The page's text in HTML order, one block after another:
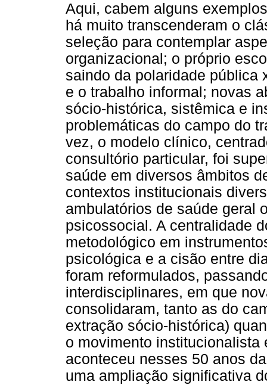
Aqui, cabem alguns
há muito transcenderam o
seleção para contemplar
organizacional; o próprio
saindo da polaridade pública
e o trabalho informal; novas
sócio-histórica, sistêmica e
problemáticas do campo do
vez, o modelo clínico,
consultório particular, foi
saúde em diversos âmbitos
contextos institucionais
ambulatórios de saúde geral
psicossocial. A centralidade
metodológico em
psicológica e a cisão entre
foram reformulados,
interdisciplinares, em que
consolidaram, tanto as do
extração sócio-histórica)
o movimento
aconteceu nesses 50 anos
uma ampliação significativa